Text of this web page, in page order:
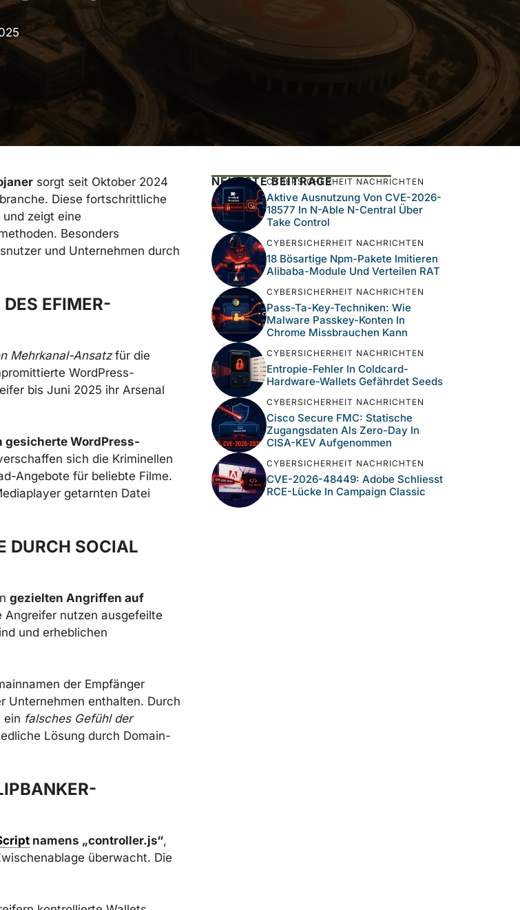
sorgt seit Oktober 2024
Diese fortschrittliche
zeigt eine
Besonders
und Unternehmen durch
EFIMER-
Mehrkanal-Ansatzfür die
WordPress-
bis Juni 2025 ihr Arsenal
gesicherte WordPress-
sich die Kriminellen
Angebote für beliebte Filme.
getarnten Datei
DURCH SOCIAL
gezielten Angriffen auf
Angreifer nutzen ausgefeilte
und erheblichen
der Empfänger
Unternehmen enthalten. Durch
ein falsches Gefühl der
Lösung durch Domain-
namens „controller.js“,
überwacht. Die
NEUESTE BEITRÄGE
CYBERSICHERHEIT NACHRICHTEN
Aktive Ausnutzung Von CVE-2026-
18577 In N-Able N-Central Über
Take Control
CYBERSICHERHEIT NACHRICHTEN
18 Bösartige Npm-Pakete Imitieren
Alibaba-Module Und Verteilen RAT
CYBERSICHERHEIT NACHRICHTEN
Pass-Ta-Key-Techniken: Wie
Malware Passkey-Konten In
Chrome Missbrauchen Kann
CYBERSICHERHEIT NACHRICHTEN
Entropie-Fehler In Coldcard-
Hardware-Wallets Gefährdet Seeds
CYBERSICHERHEIT NACHRICHTEN
Cisco Secure FMC: Statische
Zugangsdaten Als Zero-Day In
CISA-KEV Aufgenommen
CYBERSICHERHEIT NACHRICHTEN
CVE-2026-48449: Adobe Schliesst
RCE-Lücke In Campaign Classic